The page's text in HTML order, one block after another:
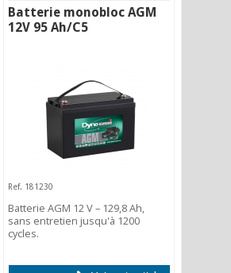
Batterie monobloc AGM
12V 95 Ah/C5
Ref. 181230
Batterie AGM 12 V – 129,8 Ah,
sans entretien jusqu'à 1200
cycles.